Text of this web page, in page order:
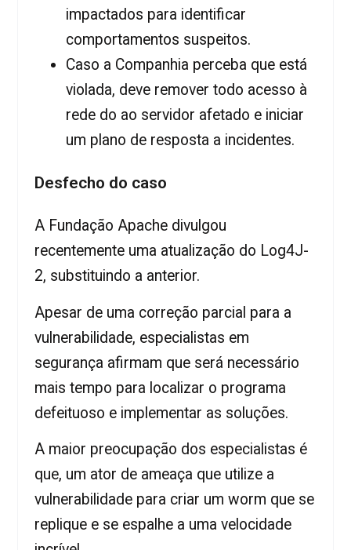
impactados para identificar
comportamentos suspeitos.
Caso a Companhia perceba que está
violada, deve remover todo acesso à
rede do ao servidor afetado e iniciar
um plano de resposta a incidentes.
Desfecho do caso
A Fundação Apache divulgou
recentemente uma atualização do Log4J-
2, substituindo a anterior.
Apesar de uma correção parcial para a
vulnerabilidade, especialistas em
segurança afirmam que será necessário
mais tempo para localizar o programa
defeituoso e implementar as soluções.
A maior preocupação dos especialistas é
que, um ator de ameaça que utilize a
vulnerabilidade para criar um worm que se
replique e se espalhe a uma velocidade